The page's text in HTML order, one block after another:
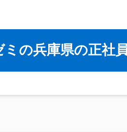
の兵庫県の正社